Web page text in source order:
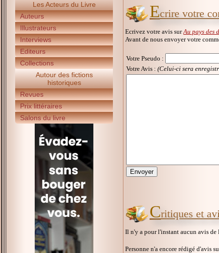
Les Acteurs du Livre
Auteurs
Illustrateurs
Interviews
Editeurs
Collections
Autour des fictions
historiques
Revues
Prix littéraires
Salons du livre
Ecrire votre
Ecrivez votre avis surAu pays des
Avant de nous envoyer votre
Votre Pseudo :
Votre Avis : (Celui-ci sera
Critiques et
Il n'y a pour l'instant aucun avis
Personne n'a encore rédigé d'avis